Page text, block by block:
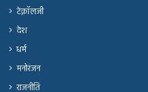
टेक्नॉलजी
देश
धर्म
मनोरंजन
राजनीति